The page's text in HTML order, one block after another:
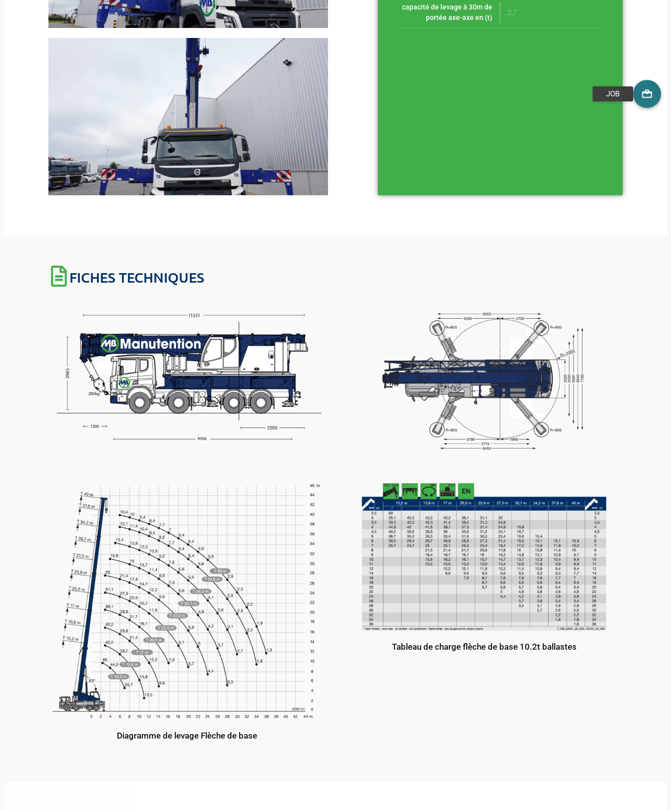
capacité de levage à 30m de
portée axe-axe en (t)
2,7
FICHES TECHNIQUES
Diagramme de levage Flèche de base
Tableau de charge flèche de base 10.2t ballastes
JOB